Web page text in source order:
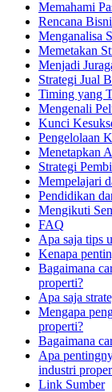
Memahami
Rencana
Menganalisa
Memetakan
Menjadi
Strategi Jual
Timing yang
Mengenali
Kunci
Pengelolaan
Menetapkan
Strategi
Mempelajari
Pendidikan
Mengikuti
FAQ
Apa saja tips
Kenapa
Bagaimana
properti?
Apa saja
Mengapa
properti?
Bagaimana
Apa
industri
Link Sumber